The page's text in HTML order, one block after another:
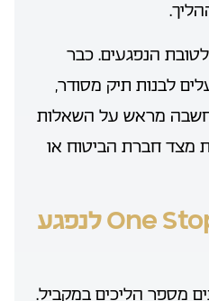
הנפגעים. כבר
לבנות תיק מסודר,
מראש על השאלות
מצד חברת הביטוח או
מעטפת One Stop Shop לנפגע
מספר הליכים במקביל.